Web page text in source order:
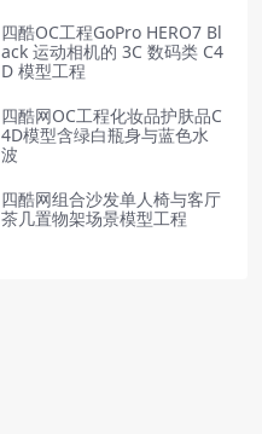
四酷OC工程GoPro HERO7 Bl
ack 运动相机的 3C 数码类 C4
D 模型工程
四酷网OC工程化妆品护肤品C
4D模型含绿白瓶身与蓝色水
波
四酷网组合沙发单人椅与客厅
茶几置物架场景模型工程